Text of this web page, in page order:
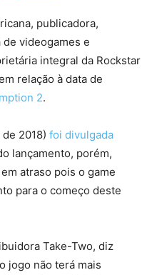
publicadora,
videogames e
integral da Rockstar
relação à data de
2.
2018) foi divulgada
lançamento, porém,
atraso pois o game
para o começo deste
Take-Two, diz
jogo não terá mais